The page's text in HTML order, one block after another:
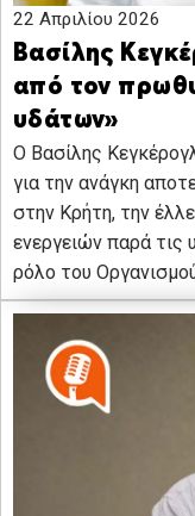
22 Απριλίου 2026
Βασίλης
από τον
υδάτων»
Ο Βασίλης
για την ανάγκη
στην Κρήτη, την
ενεργειών παρά τις
ρόλο του